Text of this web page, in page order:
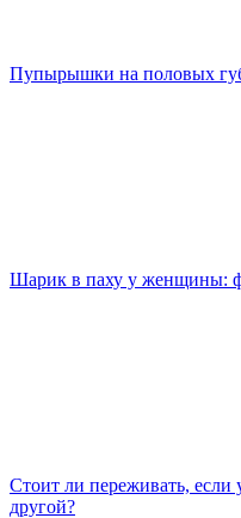
Пупырышки на половых
Шарик в паху у женщины:
Стоит ли переживать,
другой?